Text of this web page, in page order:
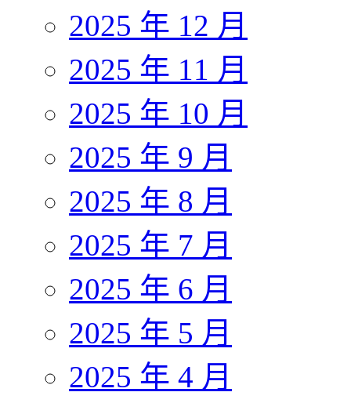
2025 年 12 月
2025 年 11 月
2025 年 10 月
2025 年 9 月
2025 年 8 月
2025 年 7 月
2025 年 6 月
2025 年 5 月
2025 年 4 月